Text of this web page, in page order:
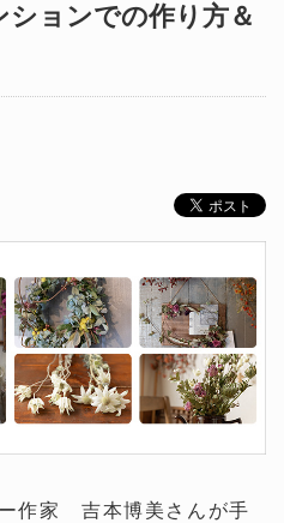
ョンでの作り方＆
作家 吉本博美さんが手